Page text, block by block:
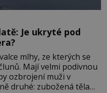
Je ukryté pod
mlhy, ze kterých se
Mají velmi podivnou
ozbrojení muži v
druhé: zubožená těla